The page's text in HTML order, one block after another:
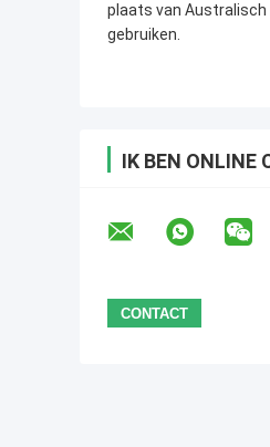
plaats van
gebruiken.
IK BEN ONLINE